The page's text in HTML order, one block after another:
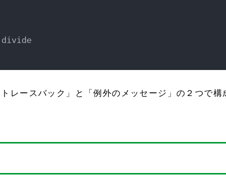
divide
レースバック」と「例外のメッセージ」の２つで構